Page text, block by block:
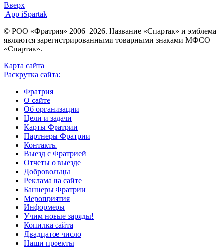
Вверх
App iSpartak
© РОО «Фратрия» 2006–2026. Название «Спартак» и эмблема
являются зарегистрированными товарными знаками МФСО
«Спартак».
Карта сайта
Раскрутка сайта:
Фратрия
О сайте
Об организации
Цели и задачи
Карты Фратрии
Партнеры Фратрии
Контакты
Выезд с Фратрией
Отчеты о выезде
Добровольцы
Реклама на сайте
Баннеры Фратрии
Мероприятия
Информеры
Учим новые заряды!
Копилка сайта
Двадцатое число
Наши проекты